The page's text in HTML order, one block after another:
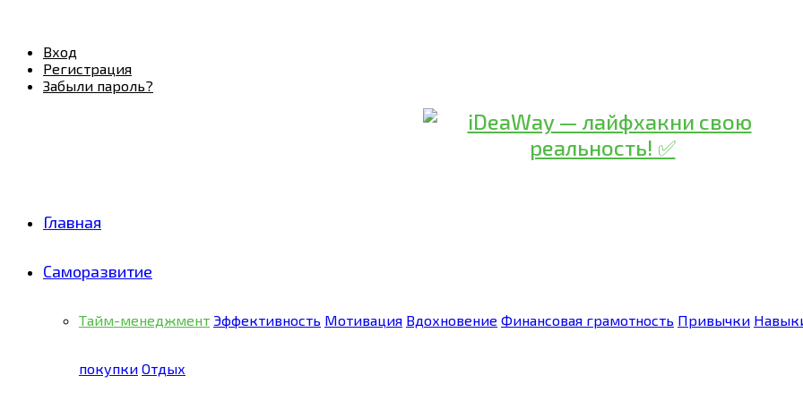
Вход
Регистрация
Забыли пароль?
Главная
Саморазвитие
Тайм-менеджмент Эффективность Мотивация Вдохновение Финансовая грамотность Привычки
покупки Отдых